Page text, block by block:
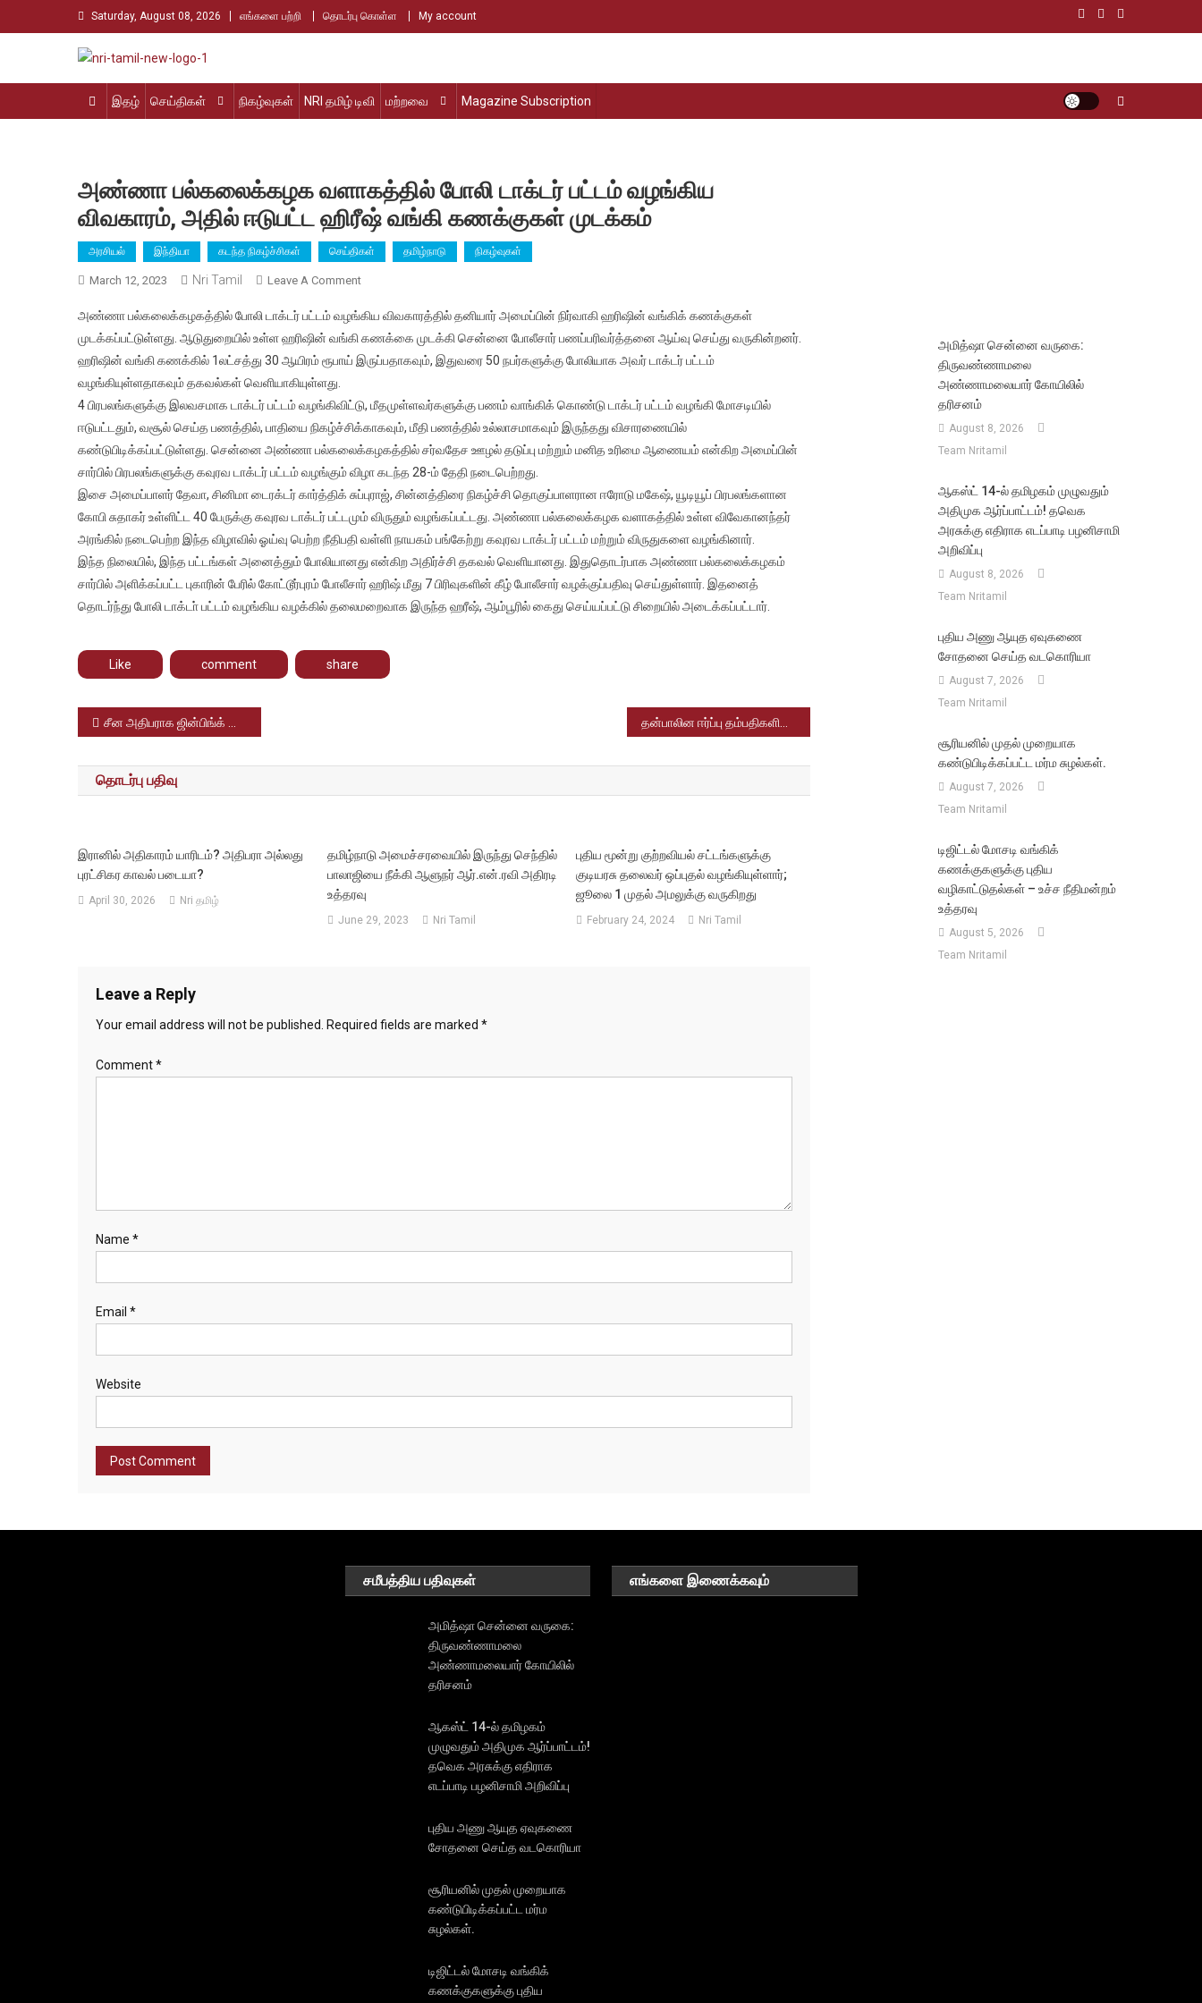
to
Saturday, August 08, 2026 எங்களை பற்றி தொடர்பு கொள்ள My account
Nri Tamil
உலக தமிழர்களின் உரத்த குரல்
இதழ்
செய்திகள் நிகழ்வுகள் NRI தமிழ் டிவி மற்றவை Magazine Subscription
அண்ணா பல்கலைக்கழக வளாகத்தில் போலி டாக்டர் பட்டம் வழங்கிய
விவகாரம், அதில் ஈடுபட்ட ஹிரீஷ் வங்கி கணக்குகள் முடக்கம்
அரசியல் இந்தியா கடந்த நிகழ்ச்சிகள் செய்திகள் தமிழ்நாடு நிகழ்வுகள்
March 12, 2023 Nri Tamil Leave A CommentOn
பல்கலைக்கழக
வளாகத்தில்
போலி
பட்டம்
வழங்கிய
விவகாரம்,
ஹிரீஷ்
வங்கி
கணக்குகள்
முடக்கம்
அண்ணா பல்கலைக்கழகத்தில் போலி டாக்டர் பட்டம் வழங்கிய விவகாரத்தில் தனியார் அமைப்பின் நிர்வாகி ஹரிஷின் வங்கிக் கணக்குகள்
முடக்கப்பட்டுள்ளது. ஆடுதுறையில் உள்ள ஹரிஷின் வங்கி கணக்கை முடக்கி சென்னை போலீசார் பணப்பரிவர்த்தனை ஆய்வு செய்து வருகின்றனர்.
ஹரிஷின் வங்கி கணக்கில் 1லட்சத்து 30 ஆயிரம் ரூபாய் இருப்பதாகவும், இதுவரை 50 நபர்களுக்கு போலியாக அவர் டாக்டர் பட்டம்
வழங்கியுள்ளதாகவும் தகவல்கள் வெளியாகியுள்ளது.
4 பிரபலங்களுக்கு இலவசமாக டாக்டர் பட்டம் வழங்கிவிட்டு, மீதமுள்ளவர்களுக்கு பணம் வாங்கிக் கொண்டு டாக்டர் பட்டம் வழங்கி மோசடியில்
ஈடுபட்டதும், வசூல் செய்த பணத்தில், பாதியை நிகழ்ச்சிக்காகவும், மீதி பணத்தில் உல்லாசமாகவும் இருந்தது விசாரணையில்
கண்டுபிடிக்கப்பட்டுள்ளது. சென்னை அண்ணா பல்கலைக்கழகத்தில் சர்வதேச ஊழல் தடுப்பு மற்றும் மனித உரிமை ஆணையம் என்கிற அமைப்பின்
சார்பில் பிரபலங்களுக்கு கவுரவ டாக்டர் பட்டம் வழங்கும் விழா கடந்த 28-ம் தேதி நடைபெற்றது.
இசை அமைப்பாளர் தேவா, சினிமா டைரக்டர் கார்த்திக் சுப்புராஜ், சின்னத்திரை நிகழ்ச்சி தொகுப்பாளரான ஈரோடு மகேஷ், யூடியூப் பிரபலங்களான
கோபி சுதாகர் உள்ளிட்ட 40 பேருக்கு கவுரவ டாக்டர் பட்டமும் விருதும் வழங்கப்பட்டது. அண்ணா பல்கலைக்கழக வளாகத்தில் உள்ள விவேகானந்தர்
அரங்கில் நடைபெற்ற இந்த விழாவில் ஓய்வு பெற்ற நீதிபதி வள்ளி நாயகம் பங்கேற்று கவுரவ டாக்டர் பட்டம் மற்றும் விருதுகளை வழங்கினார்.
இந்த நிலையில், இந்த பட்டங்கள் அனைத்தும் போலியானது என்கிற அதிர்ச்சி தகவல் வெளியானது. இதுதொடர்பாக அண்ணா பல்கலைக்கழகம்
சார்பில் அளிக்கப்பட்ட புகாரின் பேரில் கோட்டூர்புரம் போலீசார் ஹரிஷ் மீது 7 பிரிவுகளின் கீழ் போலீசார் வழக்குப்பதிவு செய்துள்ளார். இதனைத்
தொடர்ந்து போலி டாக்டா் பட்டம் வழங்கிய வழக்கில் தலைமறைவாக இருந்த ஹரீஷ், ஆம்பூரில் கைது செய்யப்பட்டு சிறையில் அடைக்கப்பட்டார்.
Like comment share
Post
navigation
சீன அதிபராக ஜின்பிங்க் மூன்றாவது முறையாக தேர்வு – சர்வதேச அரசியலில் புதிய திருப்பம்
தொடர்பு பதிவு
இரானில் அதிகாரம் யாரிடம்? அதிபரா அல்லது
புரட்சிகர காவல் படையா?
April 30, 2026 Nri தமிழ்
தமிழ்நாடு அமைச்சரவையில் இருந்து செந்தில்
பாலாஜியை நீக்கி ஆளுநர் ஆர்.என்.ரவி அதிரடி
உத்தரவு
June 29, 2023 Nri Tamil
புதிய மூன்று குற்றவியல் சட்டங்களுக்கு
குடியரசு தலைவர் ஒப்புதல் வழங்கியுள்ளார்;
ஜூலை 1 முதல் அமலுக்கு வருகிறது
February 24, 2024 Nri Tamil
Leave a Reply
Your email address will not be published. Required fields are marked *
Comment*
Name *
Email *
Website
அமித்ஷா சென்னை வருகை:
திருவண்ணாமலை
அண்ணாமலையார் கோயிலில்
தரிசனம்
August 8, 2026
Team Nritamil
ஆகஸ்ட் 14-ல் தமிழகம் முழுவதும்
அதிமுக ஆர்ப்பாட்டம்! தவெக
அரசுக்கு எதிராக எடப்பாடி பழனிசாமி
அறிவிப்பு
August 8, 2026
Team Nritamil
புதிய அணு ஆயுத ஏவுகணை
சோதனை செய்த வடகொரியா
August 7, 2026
Team Nritamil
சூரியனில் முதல் முறையாக
கண்டுபிடிக்கப்பட்ட மர்ம சுழல்கள்.
August 7, 2026
Team Nritamil
டிஜிட்டல் மோசடி வங்கிக்
கணக்குகளுக்கு புதிய
வழிகாட்டுதல்கள் – உச்ச நீதிமன்றம்
உத்தரவு
August 5, 2026
Team Nritamil
சமீபத்திய பதிவுகள்
அமித்ஷா சென்னை வருகை:
திருவண்ணாமலை
அண்ணாமலையார் கோயிலில்
தரிசனம்
ஆகஸ்ட் 14-ல் தமிழகம்
முழுவதும் அதிமுக ஆர்ப்பாட்டம்!
தவெக அரசுக்கு எதிராக
எடப்பாடி பழனிசாமி அறிவிப்பு
புதிய அணு ஆயுத ஏவுகணை
சோதனை செய்த வடகொரியா
சூரியனில் முதல் முறையாக
கண்டுபிடிக்கப்பட்ட மர்ம
சுழல்கள்.
டிஜிட்டல் மோசடி வங்கிக்
கணக்குகளுக்கு புதிய
எங்களை இணைக்கவும்